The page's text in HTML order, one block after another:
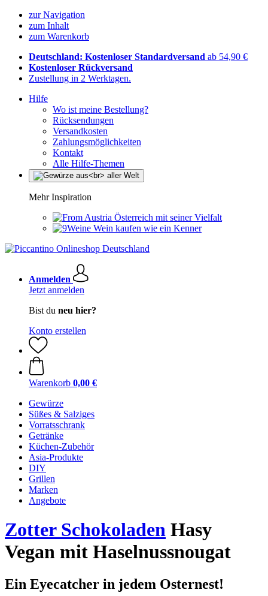
zur Navigation
zum Inhalt
zum Warenkorb
Deutschland: Kostenloser Standardversand ab 54,90 €
Kostenloser Rückversand
Zustellung in 2 Werktagen.
Hilfe
Wo ist meine Bestellung?
Rücksendungen
Versandkosten
Zahlungsmöglichkeiten
Kontakt
Alle Hilfe-Themen
Mehr Inspiration
Österreich mit seiner Vielfalt
Wein kaufen wie ein Kenner
Anmelden
Jetzt anmelden
Bist du neu hier?
Konto erstellen
Warenkorb 0,00 €
Gewürze
Süßes & Salziges
Vorratsschrank
Getränke
Küchen-Zubehör
Asia-Produkte
DIY
Grillen
Marken
Angebote
Zotter Schokoladen Hasy
Vegan mit Haselnussnougat
Ein Eyecatcher in jedem Osternest!